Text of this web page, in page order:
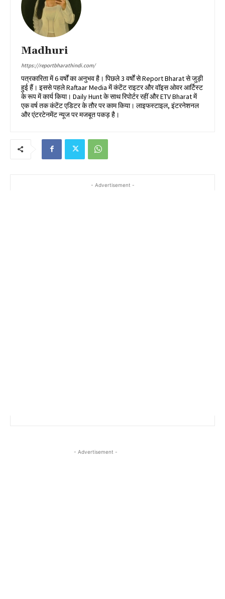
Madhuri
https://reportbharathindi.com/
पत्रकारिता में 6 वर्षों का अनुभव है। पिछले 3 वर्षों से Report Bharat से जुड़ी
हुई हैं। इससे पहले Raftaar Media में कंटेंट राइटर और वॉइस ओवर आर्टिस्ट
के रूप में कार्य किया। Daily Hunt के साथ रिपोर्टर रहीं और ETV Bharat में
एक वर्ष तक कंटेंट एडिटर के तौर पर काम किया। लाइफस्टाइल, इंटरनेशनल
और एंटरटेनमेंट न्यूज पर मजबूत पकड़ है।
- Advertisement -
- Advertisement -